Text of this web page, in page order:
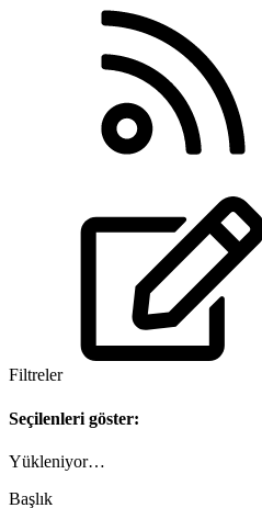
Filtreler
Seçilenleri göster:
Yükleniyor…
Başlık